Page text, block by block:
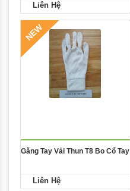
Liên Hệ
NEW
Găng Tay Vải Thun T8 Bo Cổ Tay
Liên Hệ